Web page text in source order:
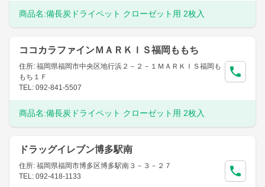
商品名:備長炭ドライペット クローゼット用 2枚入
ココカラファインＭＡＲＫＩＳ福岡ももち
住所: 福岡県福岡市中央区地行浜２－２－１ＭＡＲＫＩＳ福岡も
もち１Ｆ
TEL: 092-841-5507
商品名:備長炭ドライペット クローゼット用 2枚入
ドラッグイレブン博多駅南
住所: 福岡県福岡市博多区博多駅南３－３－２７
TEL: 092-418-1133